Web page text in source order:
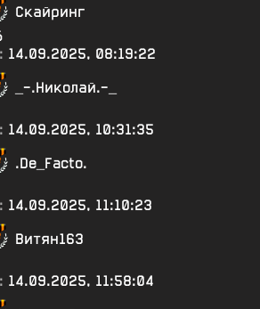
Скайринг
14.09.2025, 08:19:22
_-.Николай.-_
14.09.2025, 10:31:35
.De_Facto.
14.09.2025, 11:10:23
Витян163
14.09.2025, 11:58:04